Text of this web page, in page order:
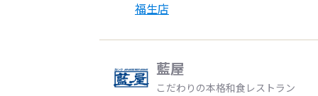
福生店
藍屋
こだわりの本格和食レストラン